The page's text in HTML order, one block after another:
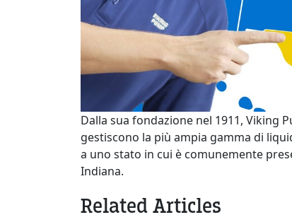
Dalla sua fondazione nel 1911, Viking
gestiscono la più ampia gamma di
a uno stato in cui è comunemente
Indiana.
Related Articles